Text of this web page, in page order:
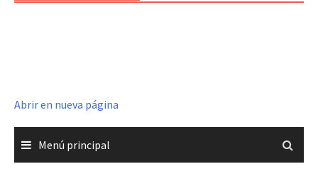
Abrir en nueva página
Menú principal